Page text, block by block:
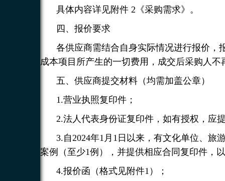
具体内容详见附件 2《采购需求》。
四、报价要求
各供应商需结合自身实际情况进行报价，
成本项目所产生的一切费用，成交后采购人不
五、供应商提交材料（均需加盖公章）
1.营业执照复印件；
2.法人代表身份证复印件，如有授权，应
3.自2024年1月1日以来，有文化单位、旅
案例（至少1例），并提供相应合同复印件，
4.报价函（格式见附件1）；